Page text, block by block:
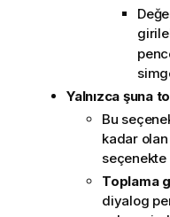
Yalnızca şuna
Bu
kadar olan
seçenekte
Toplama
diyalog